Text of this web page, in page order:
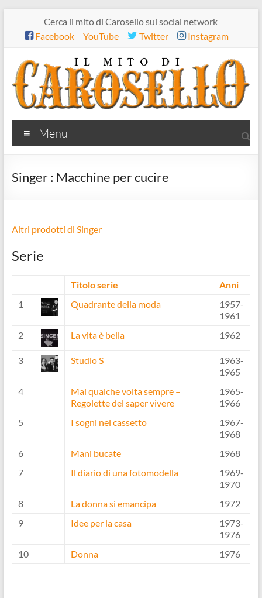
contenuto
Cerca il mito di Carosello sui social network
Facebook
YouTube Twitter Instagram
Il
mito
di
Carosello
Menu
Singer : Macchine per cucire
Altri prodotti di Singer
Serie
Titolo serie
Anni
1
Quadrante della moda
1957-
1961
2
La vita è bella 1962
3 Studio S
1963-
1965
4
Mai qualche volta sempre –
Regolette del saper vivere
1965-
1966
5
I sogni nel cassetto
1967-
1968
6
Mani bucate
1968
7
Il diario di una fotomodella
1969-
1970
8
La donna si emancipa
1972
9
Idee per la casa
1973-
1976
10
Donna 1976